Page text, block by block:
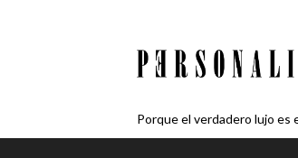
Porque el verdadero lujo es